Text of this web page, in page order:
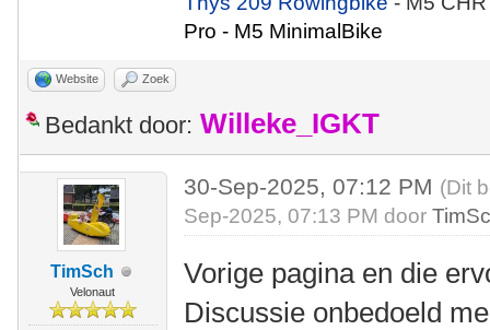
Pro - M5 MinimalBike
Website Zoek
Bedankt door: Willeke_IGKT
TimSch
Velonaut
30-Sep-2025, 07:12 PM (Dit
Sep-2025, 07:13 PM door
Vorige pagina en die
Discussie onbedoeld